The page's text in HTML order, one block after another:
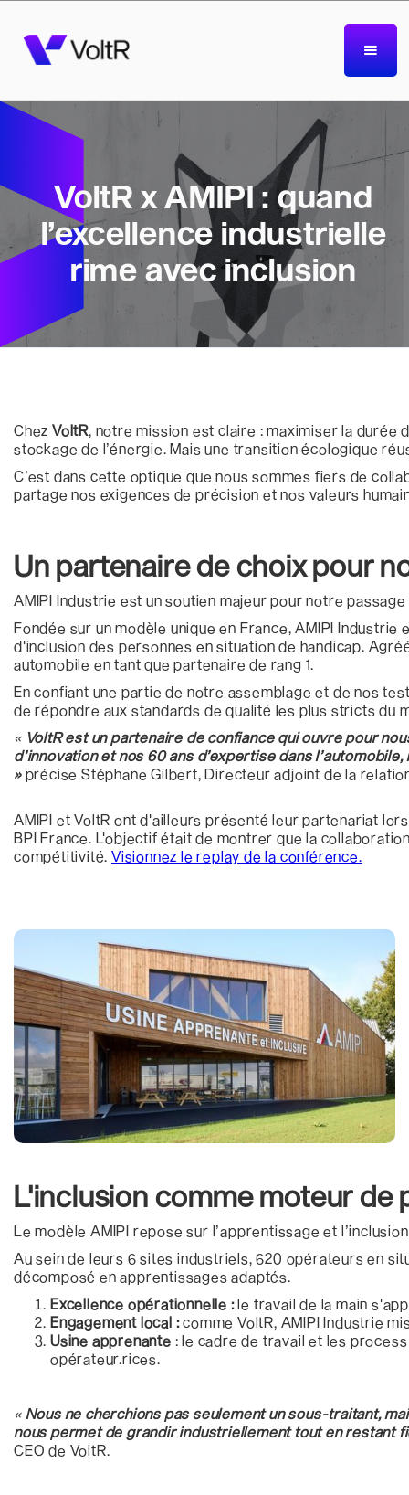
VoltR x AMIPI : quand
l’excellence industrielle
rime avec inclusion
Chez VoltR , notre mission est claire : maximiser la
stockage de l’énergie. Mais une transition écologique
C’est dans cette optique que nous sommes fiers de
partage nos exigences de précision et nos valeurs
Un partenaire de choix pour
AMIPI Industrie est un soutien majeur pour notre
Fondée sur un modèle unique en France, AMIPI
d'inclusion des personnes en situation de handicap.
automobile en tant que partenaire de rang 1.
En confiant une partie de notre assemblage et de nos
de répondre aux standards de qualité les plus stricts du
« VoltR est un partenaire de confiance qui ouvre pour
d’innovation et nos 60 ans d’expertise dans
» précise Stéphane Gilbert, Directeur adjoint de la
AMIPI et VoltR ont d'ailleurs présenté leur partenariat
BPI France. L'objectif était de montrer que la
compétitivité.Visionnez le replay de la conférence.
L'inclusion comme moteur de
Le modèle AMIPI repose sur l’apprentissage et
Au sein de leurs 6 sites industriels, 620 opérateurs en
décomposé en apprentissages adaptés.
Excellence opérationnelle :le travail de la main
Engagement local :comme VoltR, AMIPI Industrie
Usine apprenante : le cadre de travail et les
opérateur.rices.
« Nous ne cherchions pas seulement un sous-traitant,
nous permet de grandir industriellement tout en restant
CEO de VoltR.